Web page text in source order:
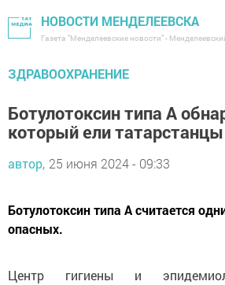
НОВОСТИ МЕНДЕЛЕЕВСКА
Газета "Менделеевские новости" -
ЗДРАВООХРАНЕНИЕ
Ботулотоксин типа А
который ели татарстанцы
автор, 25 июня 2024 - 09:33
Ботулотоксин типа А считается
опасных.
Центр гигиены и